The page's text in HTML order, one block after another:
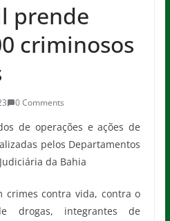
prende
criminosos
0 Comments
de operações e ações de
pelos Departamentos
da Bahia
crimes contra vida, contra o
drogas, integrantes de